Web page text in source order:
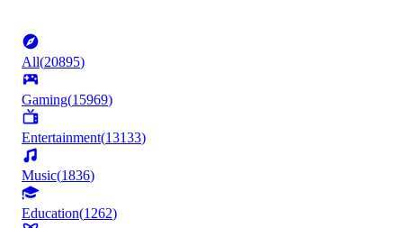
All(20895)
Gaming(15969)
Entertainment(13133)
Music(1836)
Education(1262)